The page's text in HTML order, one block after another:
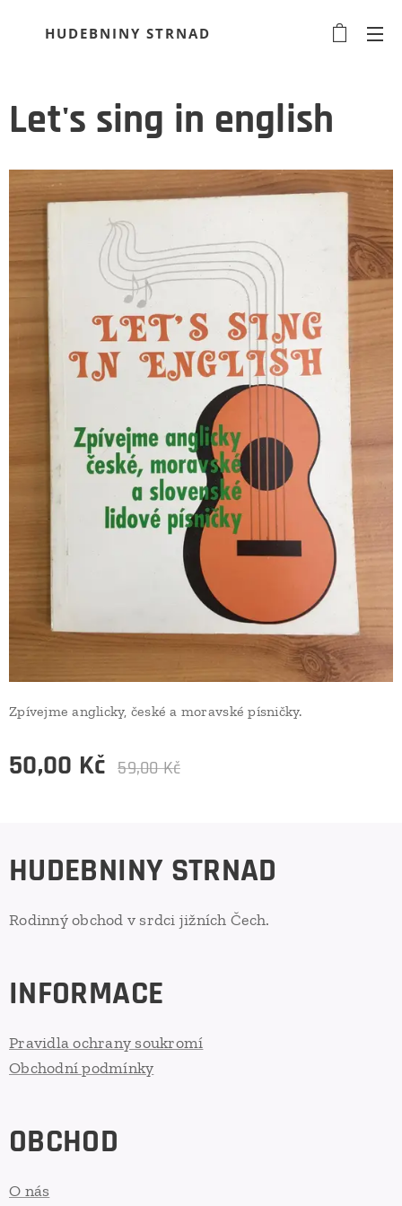
HUDEBNINY STRNAD
Let's sing in english
Zpívejme anglicky, české a moravské písničky.
50,00 Kč 59,00Kč
HUDEBNINY STRNAD
Rodinný obchod v srdci jižních Čech.
INFORMACE
Pravidla ochrany soukromí
Obchodní podmínky
OBCHOD
O nás